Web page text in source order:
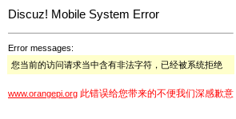
Discuz! Mobile System Error
Error messages:
您当前的访问请求当中含有非法字符，已经被系统拒绝
www.orangepi.org 此错误给您带来的不便我们深感歉意